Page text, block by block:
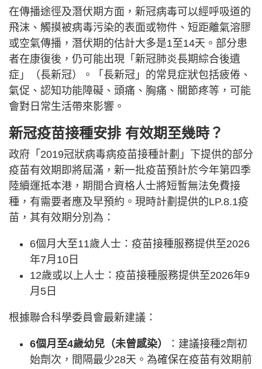
在傳播途徑及潛伏期方面，新冠病毒可以經呼吸道的
飛沫、觸摸被病毒污染的表面或物件、短距離氣溶膠
或空氣傳播，潛伏期的估計大多是1至14天。部分患
者在康復後，仍可能出現「新冠肺炎長期綜合後遺
症」（長新冠）。「長新冠」的常見症狀包括疲倦、
氣促、認知功能障礙、頭痛、胸痛、關節疼等，可能
會對日常生活帶來影響。
新冠疫苗接種安排 有效期至幾時？
政府「2019冠狀病毒病疫苗接種計劃」下提供的部分
疫苗有效期即將屆滿，新一批疫苗預計於今年第四季
陸續運抵本港，期間合資格人士將短暫無法免費接
種，有需要者應及早預約。現時計劃提供的LP.8.1疫
苗，其有效期分別為：
6個月大至11歲人士：疫苗接種服務提供至2026
年7月10日
12歲或以上人士：疫苗接種服務提供至2026年9
月5日
根據聯合科學委員會最新建議：
6個月至4歲幼兒（未曾感染）
：建議接種2劑初
始劑次，間隔最少28天。為確保在疫苗有效期前